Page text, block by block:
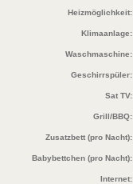
Heizmöglichkeit:
Klimaanlage:
Waschmaschine:
Geschirrspüler:
Sat TV:
Grill/BBQ:
Zusatzbett (pro Nacht):
Babybettchen (pro Nacht):
Internet: